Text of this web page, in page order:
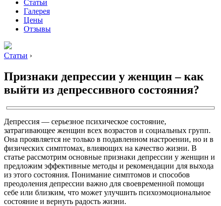
Статьи
Галерея
Цены
Отзывы
Статьи ›
Признаки депрессии у женщин – как
выйти из депрессивного состояния?
Депрессия — серьезное психическое состояние,
затрагивающее женщин всех возрастов и социальных групп.
Она проявляется не только в подавленном настроении, но и в
физических симптомах, влияющих на качество жизни. В
статье рассмотрим основные признаки депрессии у женщин и
предложим эффективные методы и рекомендации для выхода
из этого состояния. Понимание симптомов и способов
преодоления депрессии важно для своевременной помощи
себе или близким, что может улучшить психоэмоциональное
состояние и вернуть радость жизни.